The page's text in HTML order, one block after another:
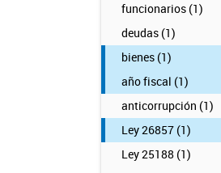
funcionarios (1)
deudas (1)
bienes (1)
año fiscal (1)
anticorrupción (1)
Ley 26857 (1)
Ley 25188 (1)